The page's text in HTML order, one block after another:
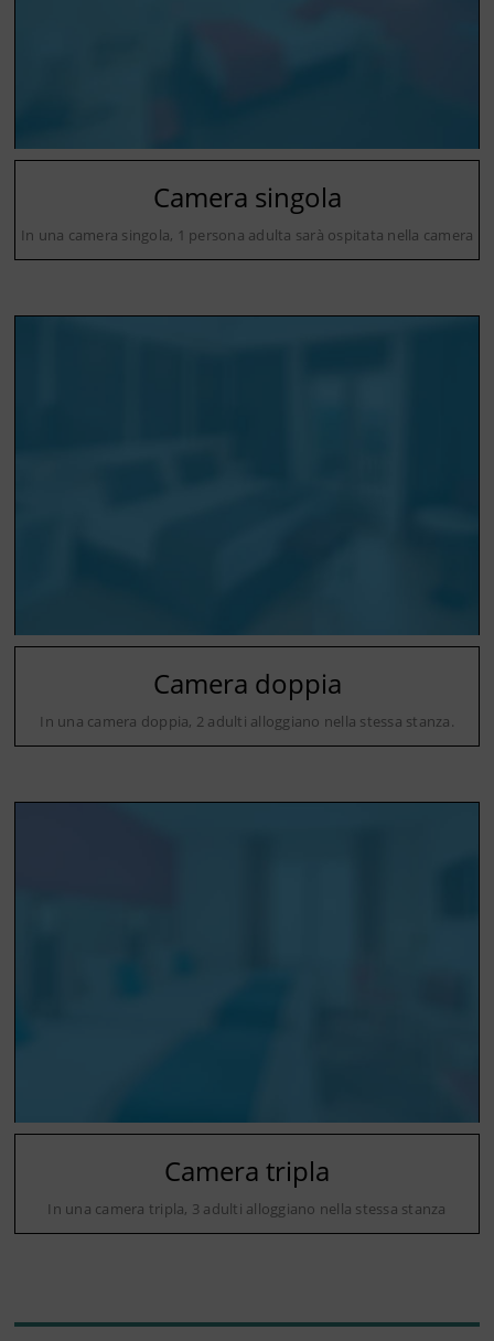
Camera singola
In una camera singola, 1 persona adulta sarà ospitata nella camera
Camera doppia
In una camera doppia, 2 adulti alloggiano nella stessa stanza.
Camera tripla
In una camera tripla, 3 adulti alloggiano nella stessa stanza